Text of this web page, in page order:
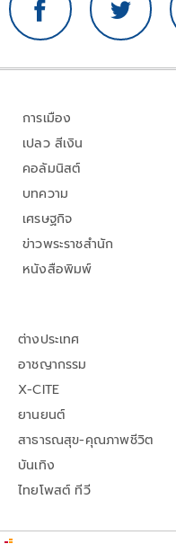
การเมือง
เปลว สีเงิน
คอลัมนิสต์
บทความ
เศรษฐกิจ
ข่าวพระราชสำนัก
หนังสือพิมพ์
ต่างประเทศ
อาชญากรรม
X-CITE
ยานยนต์
สาธารณสุข-คุณภาพชีวิต
บันเทิง
ไทยโพสต์ ทีวี